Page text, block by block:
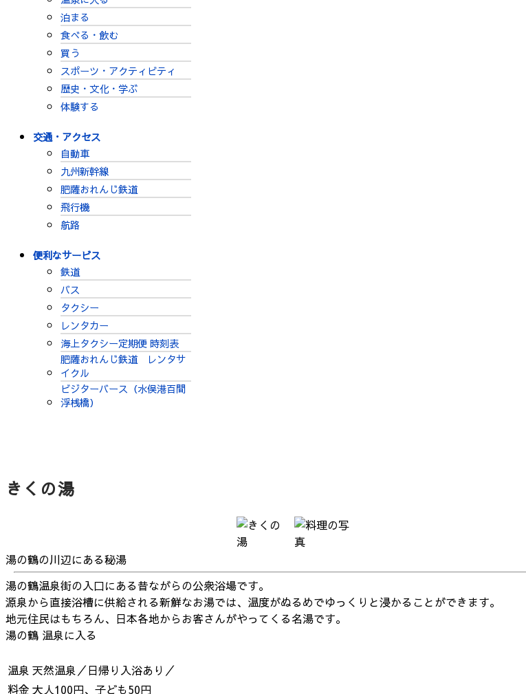
泊まる
食べる・飲む
買う
スポーツ・アクティビティ
歴史・文化・学ぶ
体験する
交通・アクセス
自動車
九州新幹線
肥薩おれんじ鉄道
飛行機
航路
便利なサービス
鉄道
バス
タクシー
レンタカー
海上タクシー定期便 時刻表
肥薩おれんじ鉄道 レンタサ
イクル
ビジターバース（水俣港百間
浮桟橋）
きくの湯
湯の鶴の川辺にある秘湯
湯の鶴温泉街の入口にある昔ながらの公衆浴場です。
源泉から直接浴槽に供給される新鮮なお湯では、温度がぬるめでゆっくりと浸かることができます。
地元住民はもちろん、日本各地からお客さんがやってくる名湯です。
湯の鶴 温泉に入る
温泉 天然温泉／日帰り入浴あり／
料金 大人100円、子ども50円